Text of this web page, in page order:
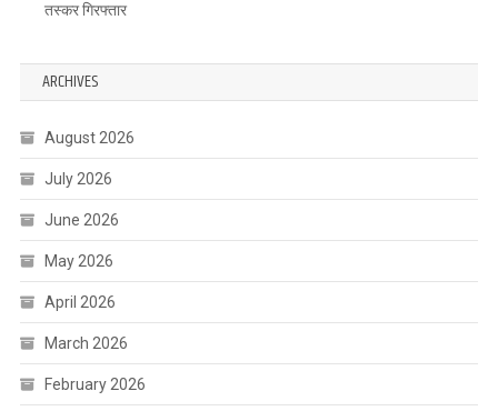
तस्कर गिरफ्तार
ARCHIVES
August 2026
July 2026
June 2026
May 2026
April 2026
March 2026
February 2026